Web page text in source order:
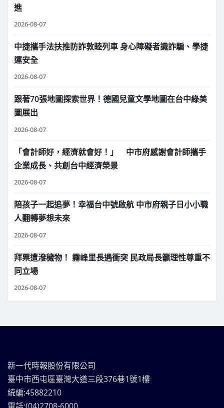
進
2026-08-07
中捷攜手法扶推防詐敦睦列車 身心障礙者識詐騙、學捷
運安全
2026-08-07
跟著70張地圖探索世界！德國兒童文學地圖在台中綠美
圖展出
2026-08-07
「會計師好，經濟就會好！」 中市府感謝會計師攜手
企業成長、共創台中經濟榮景
2026-08-07
陪孩子一起追夢！幸福台中號啟航 中市府親子日小小職
人翻轉夢想未來
2026-08-07
拜票遭潑穢物！ 霧峰里長遇衝突 民政局長籲理性尊重不
同立場
2026-08-07
新一代時報股份有限公司
臺中市西屯區臺灣大道三段376巷1號1樓
統編:45882210